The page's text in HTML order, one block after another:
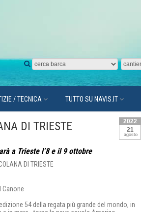
/ TECNICA TUTTO SU NAVIS.IT
2022
21
agosto
DI TRIESTE
a Trieste l’8 e il 9 ottobre
54 della regata più grande del mondo, in